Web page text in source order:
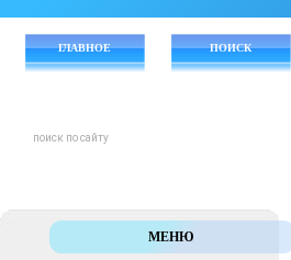
ГЛАВНОЕ ПОИСК
МЕНЮ